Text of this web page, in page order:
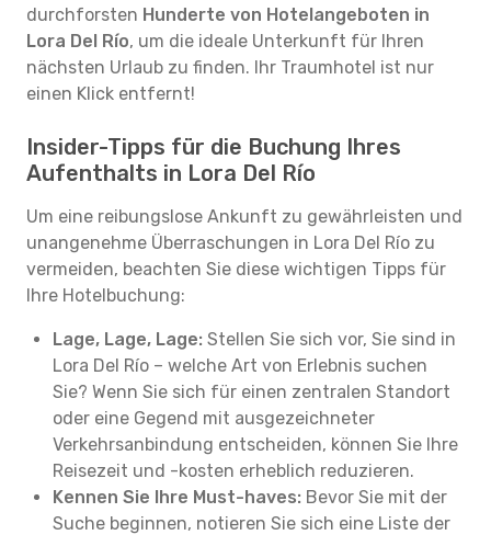
durchforsten Hunderte von Hotelangeboten in
Lora Del Río, um die ideale Unterkunft für Ihren
nächsten Urlaub zu finden. Ihr Traumhotel ist nur
einen Klick entfernt!
Insider-Tipps für die Buchung Ihres
Aufenthalts in Lora Del Río
Um eine reibungslose Ankunft zu gewährleisten und
unangenehme Überraschungen in Lora Del Río zu
vermeiden, beachten Sie diese wichtigen Tipps für
Ihre Hotelbuchung:
Lage, Lage, Lage: Stellen Sie sich vor, Sie sind in
Lora Del Río – welche Art von Erlebnis suchen
Sie? Wenn Sie sich für einen zentralen Standort
oder eine Gegend mit ausgezeichneter
Verkehrsanbindung entscheiden, können Sie Ihre
Reisezeit und -kosten erheblich reduzieren.
Kennen Sie Ihre Must-haves: Bevor Sie mit der
Suche beginnen, notieren Sie sich eine Liste der